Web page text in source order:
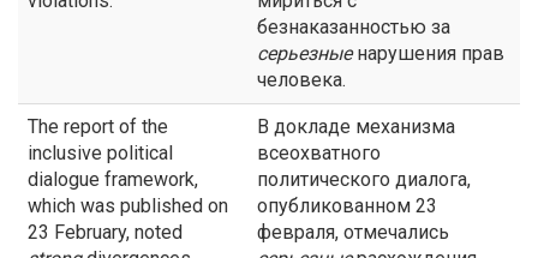
безнаказанностью за
серьезныенарушения прав
человека.
The report of the
inclusive political
dialogue framework,
which was published on
23 February, noted
В докладе механизма
всеохватного
политического диалога,
опубликованном 23
февраля, отмечались